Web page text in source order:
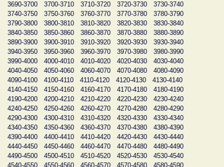
3690-3700
3700-3710 3710-3720 3720-3730
3730-3740
3740-3750
3750-3760 3760-3770 3770-3780
3780-3790
3790-3800
3800-3810 3810-3820 3820-3830
3830-3840
3840-3850
3850-3860 3860-3870 3870-3880
3880-3890
3890-3900
3900-3910 3910-3920 3920-3930
3930-3940
3940-3950
3950-3960 3960-3970 3970-3980
3980-3990
3990-4000
4000-4010 4010-4020 4020-4030
4030-4040
4040-4050
4050-4060 4060-4070 4070-4080
4080-4090
4090-4100
4100-4110 4110-4120 4120-4130
4130-4140
4140-4150
4150-4160 4160-4170 4170-4180
4180-4190
4190-4200
4200-4210 4210-4220 4220-4230
4230-4240
4240-4250
4250-4260 4260-4270 4270-4280
4280-4290
4290-4300
4300-4310 4310-4320 4320-4330
4330-4340
4340-4350
4350-4360 4360-4370 4370-4380
4380-4390
4390-4400
4400-4410 4410-4420 4420-4430
4430-4440
4440-4450
4450-4460 4460-4470 4470-4480
4480-4490
4490-4500
4500-4510 4510-4520 4520-4530
4530-4540
4540-4550
4550-4560 4560-4570 4570-4580
4580-4590